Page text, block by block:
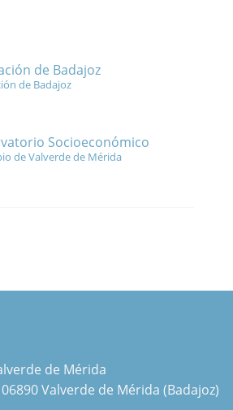
de Badajoz
de Badajoz
Socioeconómico
de Valverde de Mérida
de Mérida
Valverde de Mérida (Badajoz)